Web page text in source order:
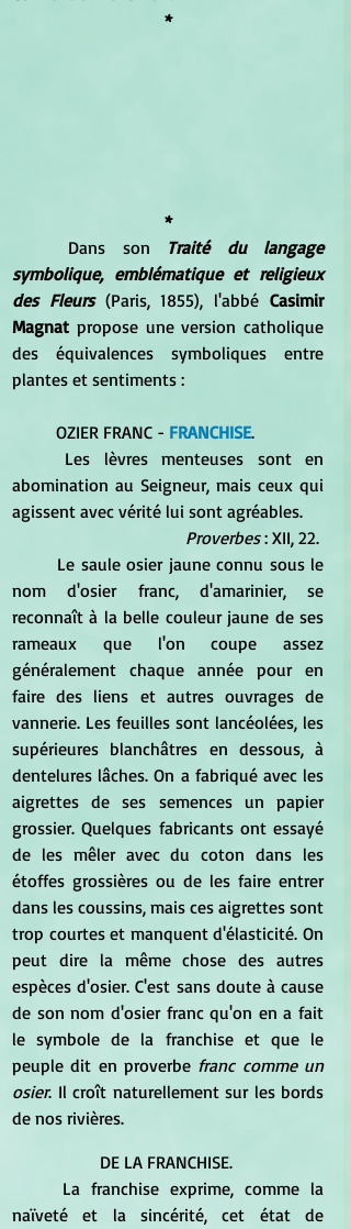
*
*
	Dans son
Traité du langage
symbolique, emblématique et religieux
des Fleurs (Paris, 1855), l'abbé Casimir
Magnat propose une version catholique
des équivalences symboliques entre
plantes et sentiments :
	OZIER FRANC -
FRANCHISE.
abomination au Seigneur, mais ceux qui
agissent avec vérité lui sont agréables.
Proverbes : XII, 22.
nom d'osier franc, d'amarinier, se
reconnaît à la belle couleur jaune de ses
rameaux que l'on coupe assez
généralement chaque année pour en
faire des liens et autres ouvrages de
vannerie. Les feuilles sont lancéolées, les
supérieures blanchâtres en dessous, à
dentelures lâches. On a fabriqué avec les
aigrettes de ses semences un papier
grossier. Quelques fabricants ont essayé
de les mêler avec du coton dans les
étoffes grossières ou de les faire entrer
dans les coussins, mais ces aigrettes sont
trop courtes et manquent d'élasticité. On
peut dire la même chose des autres
espèces d'osier. C'est sans doute à cause
de son nom d'osier franc qu'on en a fait
le symbole de la franchise et que le
peuple dit en proverbe franc comme un
osier. Il croît naturellement sur les bords
de nos rivières.
DE LA FRANCHISE.
naïveté et la sincérité, cet état de